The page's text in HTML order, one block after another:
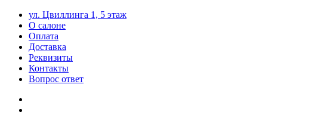
ул. Цвиллинга 1, 5 этаж
О салоне
Оплата
Доставка
Реквизиты
Контакты
Вопрос ответ